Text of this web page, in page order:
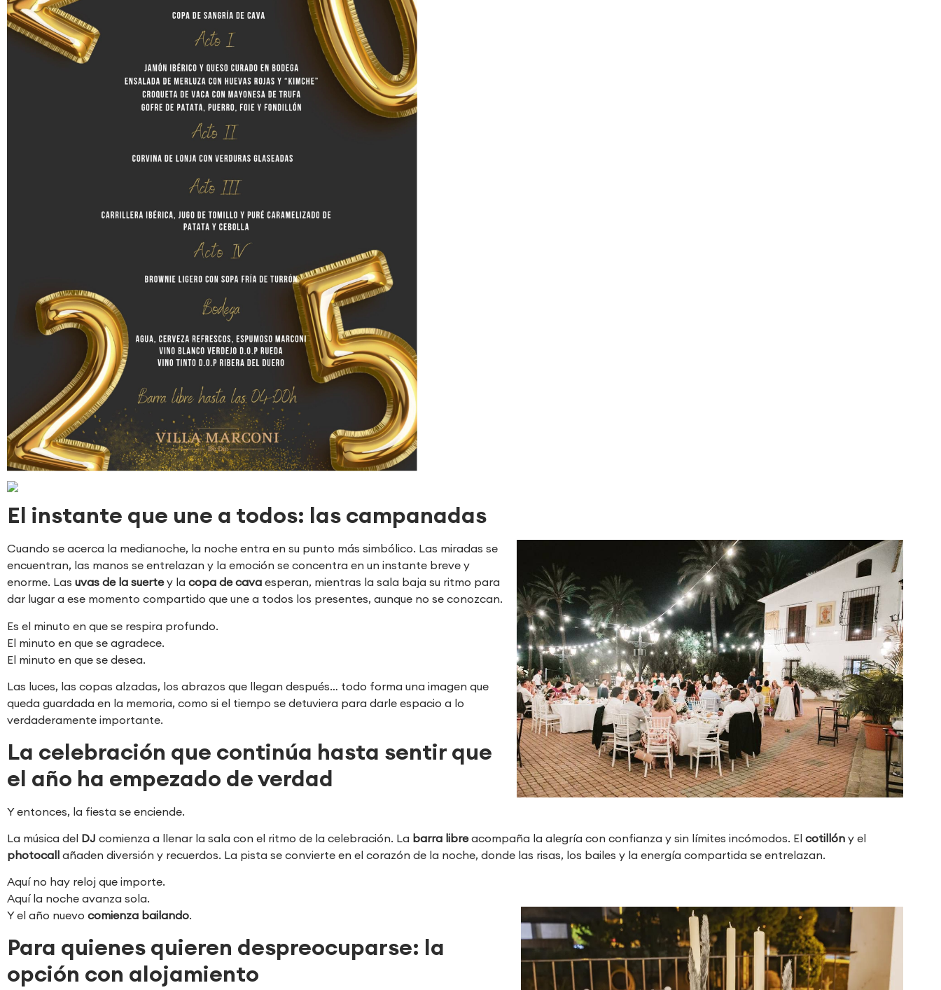
El instante que une a todos: las campanadas
Cuando se acerca la medianoche, la noche entra en su punto más simbólico. Las miradas se
encuentran, las manos se entrelazan y la emoción se concentra en un instante breve y
enorme. Las uvas de la suertey la copa de cava esperan, mientras la sala baja su ritmo para
dar lugar a ese momento compartido que une a todos los presentes, aunque no se conozcan.
Es el minuto en que se respira profundo.
El minuto en que se agradece.
El minuto en que se desea.
Las luces, las copas alzadas, los abrazos que llegan después… todo forma una imagen que
queda guardada en la memoria, como si el tiempo se detuviera para darle espacio a lo
verdaderamente importante.
La celebración que continúa hasta sentir que
el año ha empezado de verdad
Y entonces, la fiesta se enciende.
La música del DJ comienza a llenar la sala con el ritmo de la celebración. La barra libreacompaña la alegría con confianza y sin límites incómodos. El cotillón y el
photocall añaden diversión y recuerdos. La pista se convierte en el corazón de la noche, donde las risas, los bailes y la energía compartida se entrelazan.
Aquí no hay reloj que importe.
Aquí la noche avanza sola.
Y el año nuevo comienza bailando.
Para quienes quieren despreocuparse: la
opción con alojamiento